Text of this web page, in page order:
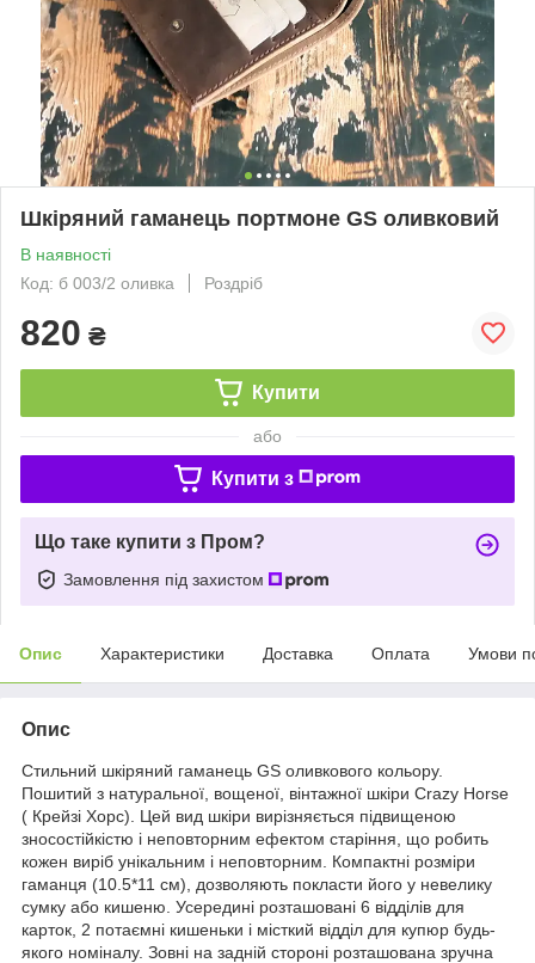
Шкіряний гаманець портмоне GS оливковий
В наявності
Код: б 003/2 оливка
Роздріб
820 ₴
Купити
або
Купити з
Що таке купити з Пром?
Замовлення під захистом
Опис Характеристики Доставка Оплата Умови
Опис
Стильний шкіряний гаманець GS оливкового кольору.
Пошитий з натуральної, вощеної, вінтажної шкіри Crazy Horse
( Крейзі Хорс). Цей вид шкіри вирізняється підвищеною
зносостійкістю і неповторним ефектом старіння, що робить
кожен виріб унікальним і неповторним. Компактні розміри
гаманця (10.5*11 см), дозволяють покласти його у невелику
сумку або кишеню. Усередині розташовані 6 відділів для
карток, 2 потаємні кишеньки і місткий відділ для купюр будь-
якого номіналу. Зовні на задній стороні розташована зручна